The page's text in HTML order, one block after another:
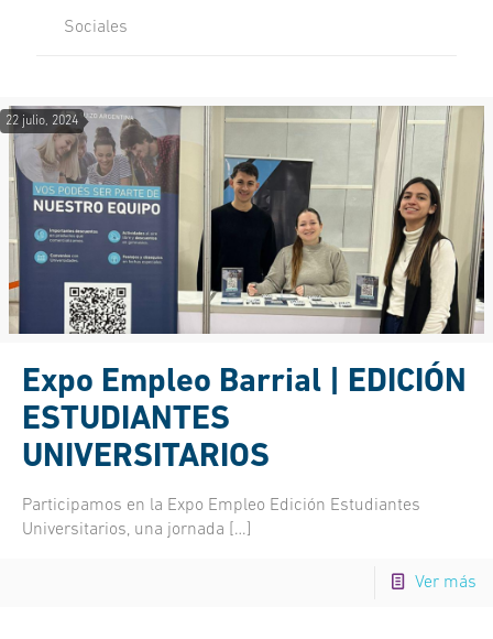
Sociales
22 julio, 2024
Expo Empleo Barrial | EDICIÓN
ESTUDIANTES
UNIVERSITARIOS
Participamos en la Expo Empleo Edición Estudiantes
Universitarios, una jornada […]
Ver más